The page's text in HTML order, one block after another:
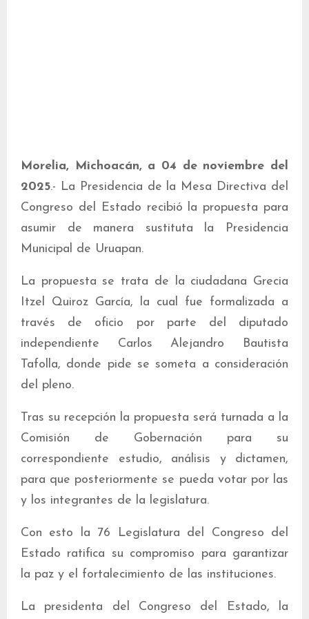
Morelia, Michoacán, a 04 de noviembre del
2025.- La Presidencia de la Mesa Directiva del
Congreso del Estado recibió la propuesta para
asumir de manera sustituta la Presidencia
Municipal de Uruapan.
La propuesta se trata de la ciudadana Grecia
Itzel Quiroz García, la cual fue formalizada a
través de oficio por parte del diputado
independiente Carlos Alejandro Bautista
Tafolla, donde pide se someta a consideración
del pleno.
Tras su recepción la propuesta será turnada a la
Comisión de Gobernación para su
correspondiente estudio, análisis y dictamen,
para que posteriormente se pueda votar por las
y los integrantes de la legislatura.
Con esto la 76 Legislatura del Congreso del
Estado ratifica su compromiso para garantizar
la paz y el fortalecimiento de las instituciones.
La presidenta del Congreso del Estado, la